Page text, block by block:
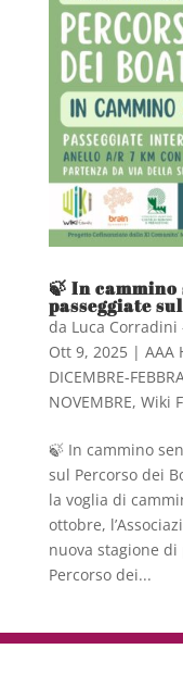
🍃 In
passeggiate
da Luca
Ott 9, 2025| AAA
DICEMBRE-
NOVEMBRE, Wiki
🍃 In cammino
sul Percorso dei
la voglia di
ottobre,
nuova stagione
Percorso dei...